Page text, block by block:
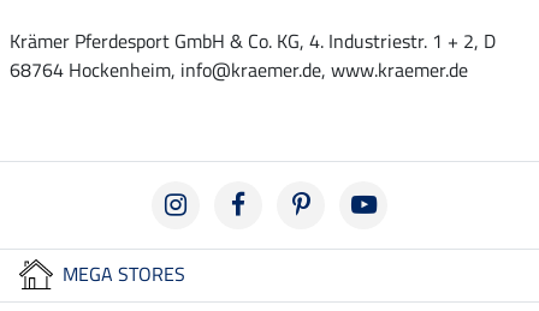
Krämer Pferdesport GmbH & Co. KG, 4. Industriestr. 1 + 2, D
68764 Hockenheim, info@kraemer.de, www.kraemer.de
MEGA STORES